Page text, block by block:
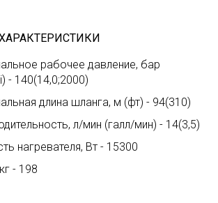
рабочее давление, бар
- 140(14,0;2000)
длина шланга, м (фт) - 94(310)
л/мин (галл/мин) - 14(3,5)
нагревателя, Вт - 15300
- 198